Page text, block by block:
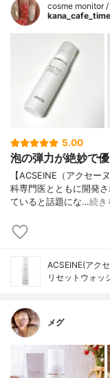
cosme monitor
kana_cafe_time
5.00
泡の弾力が絶妙で
【ACSEINE（アクセー
科専門医とともに開発
ていると話題にな…続き
ACSEINE(アク
リセットウォッ
メグ